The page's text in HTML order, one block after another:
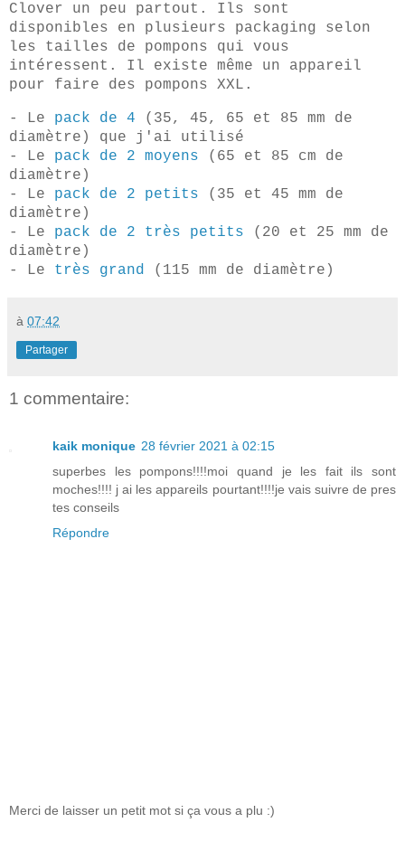
Clover un peu partout. Ils sont
disponibles en plusieurs packaging selon
les tailles de pompons qui vous
intéressent. Il existe même un appareil
pour faire des pompons XXL.
- Le pack de 4 (35, 45, 65 et 85 mm de
diamètre) que j'ai utilisé
- Le pack de 2 moyens
(65 et 85 cm de
diamètre)
- Le pack de 2 petits
(35 et 45 mm de
diamètre)
- Le pack de 2 très petits (20 et 25 mm de
diamètre)
- Le très grand (115 mm de diamètre)
à 07:42
Partager
1 commentaire:
kaik monique 28 février 2021 à 02:15
superbes les pompons!!!!moi quand je les fait ils sont
moches!!!! j ai les appareils pourtant!!!!je vais suivre de pres
tes conseils
Répondre
Merci de laisser un petit mot si ça vous a plu :)